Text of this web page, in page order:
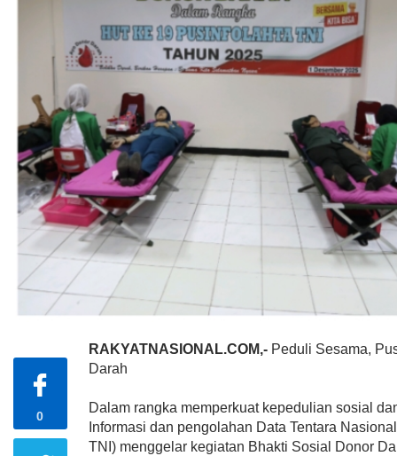
0
RAKYATNASIONAL.COM,- Peduli Sesama,
Darah
Dalam rangka memperkuat kepedulian sosial
Informasi dan pengolahan Data Tentara
TNI) menggelar kegiatan Bhakti Sosial Donor